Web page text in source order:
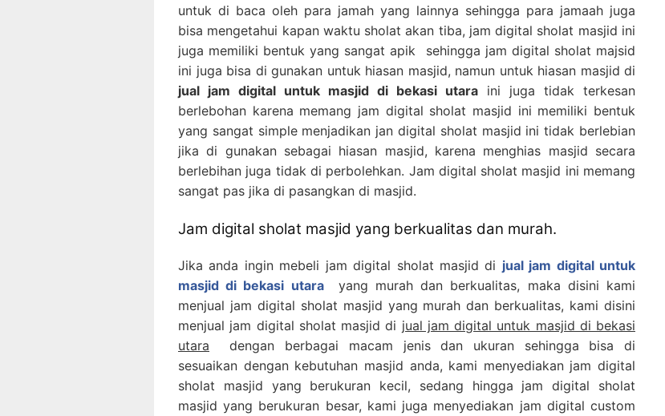
untuk di baca oleh para jamah yang lainnya sehingga para jamaah juga
bisa mengetahui kapan waktu sholat akan tiba, jam digital sholat masjid ini
juga memiliki bentuk yang sangat apik sehingga jam digital sholat majsid
ini juga bisa di gunakan untuk hiasan masjid, namun untuk hiasan masjid di
jual jam digital untuk masjid di bekasi utara ini juga tidak terkesan
berlebohan karena memang jam digital sholat masjid ini memiliki bentuk
yang sangat simple menjadikan jan digital sholat masjid ini tidak berlebian
jika di gunakan sebagai hiasan masjid, karena menghias masjid secara
berlebihan juga tidak di perbolehkan. Jam digital sholat masjid ini memang
sangat pas jika di pasangkan di masjid.
Jam digital sholat masjid yang berkualitas dan murah.
Jika anda ingin mebeli jam digital sholat masjid di jual jam digital untuk
masjid di bekasi utarayang murah dan berkualitas, maka disini kami
menjual jam digital sholat masjid yang murah dan berkualitas, kami disini
menjual jam digital sholat masjid di jual jam digital untuk masjid di bekasi
utara dengan berbagai macam jenis dan ukuran sehingga bisa di
sesuaikan dengan kebutuhan masjid anda, kami menyediakan jam digital
sholat masjid yang berukuran kecil, sedang hingga jam digital sholat
masjid yang berukuran besar, kami juga menyediakan jam digital custom